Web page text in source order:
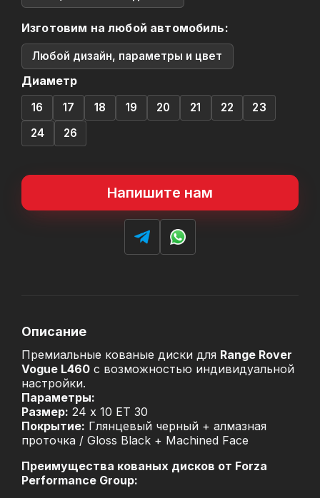
Изготовим на любой автомобиль:
Любой дизайн, параметры и цвет
Диаметр
16 17 18 19 20 21 22
23
24
26
Напишите нам
Описание
Премиальные кованые диски для Range Rover
Vogue L460 с возможностью индивидуальной
настройки.
Параметры:
Размер: 24 x 10 ET 30
Покрытие: Глянцевый черный + алмазная
проточка / Gloss Black + Machined Face
Преимущества кованых дисков от Forza
Performance Group: